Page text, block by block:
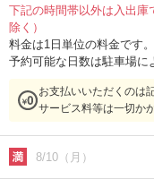
下記の時間帯以外は入出庫
除く）
料金は1日単位の料金です。
予約可能な日数は駐車場に
お支払いいただくのは
サービス料等は一切か
8/10（月）